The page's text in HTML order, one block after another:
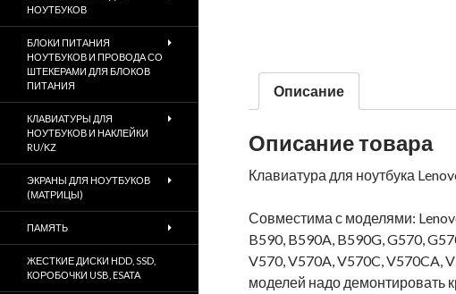
Описание
Описание товара
Клавиатура для ноутбука
Совместима с моделями:
B590, B590A, B590G, G570,
V570, V570A, V570C, V570CA,
моделей надо демонтировать
НОУТБУКОВ
БЛОКИ ПИТАНИЯ
НОУТБУКОВ И ПРОВОДА СО
ШТЕКЕРАМИ ДЛЯ БЛОКОВ
ПИТАНИЯ
КЛАВИАТУРЫ ДЛЯ
НОУТБУКОВ И НАКЛЕЙКИ
RU/KZ
ЭКРАНЫ ДЛЯ НОУТБУКОВ
(МАТРИЦЫ)
ПАМЯТЬ
ЖЕСТКИЕ ДИСКИ HDD, SSD,
КОРОБОЧКИ USB, ESATA